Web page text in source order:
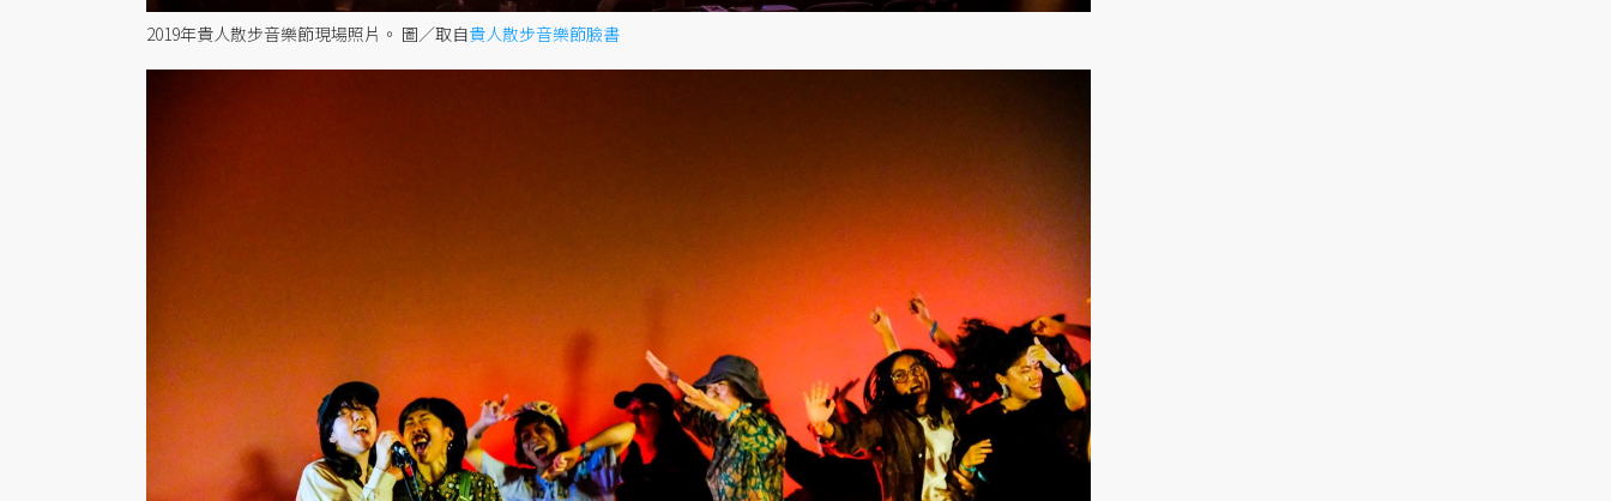
2019年貴人散步音樂節現場照片。 圖／取自貴人散步音樂節臉書